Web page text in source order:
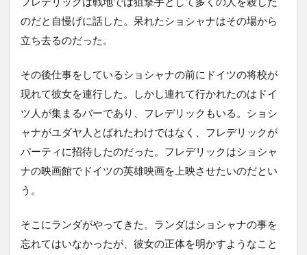
のだと自慢げに話した。呆れたショシャナはその場から
立ち去るのだった。
その後仕事をしているショシャナの前にドイツの将校が
現れて彼女を連行した。しかし連れて行かれたのはドイ
ツ人が集まるバーであり、フレデリックもいる。ショシ
ャナがユダヤ人とばれたわけではなく、フレデリックが
パーティに招待したのだった。フレデリックはショシャ
ナの映画館でドイツの英雄映画を上映させたいのだとい
う。
そこにランダがやってきた。ランダはショシャナの事を
忘れてはいなかったが、彼女の正体を明かすようなこと